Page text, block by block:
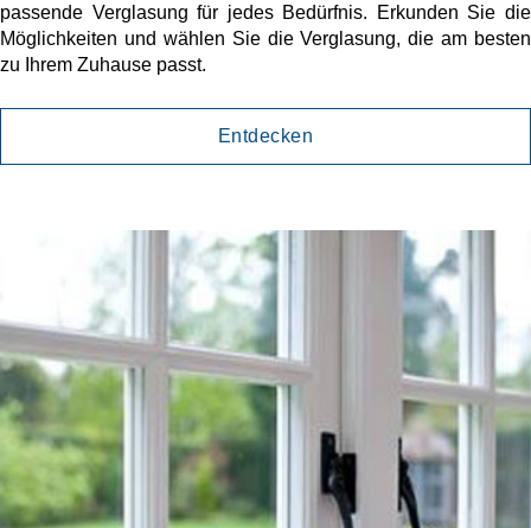
passende Verglasung für jedes Bedürfnis. Erkunden Sie die
Möglichkeiten und wählen Sie die Verglasung, die am besten
zu Ihrem Zuhause passt.
Entdecken